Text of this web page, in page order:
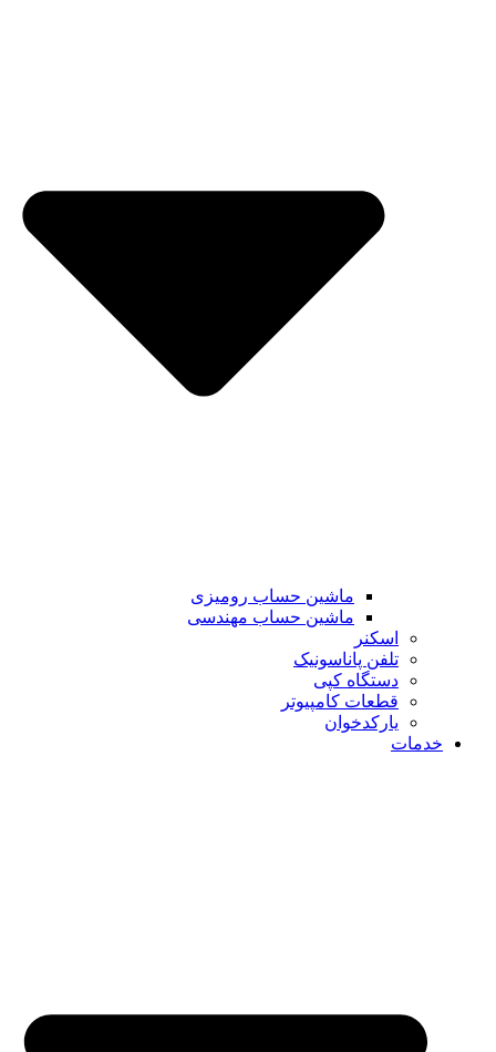
ماشین حساب رومیزی
ماشین حساب مهندسی
اسکنر
تلفن پاناسونیک
دستگاه کپی
قطعات کامپیوتر
یارکدخوان
خدمات